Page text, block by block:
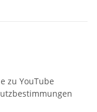
zu YouTube